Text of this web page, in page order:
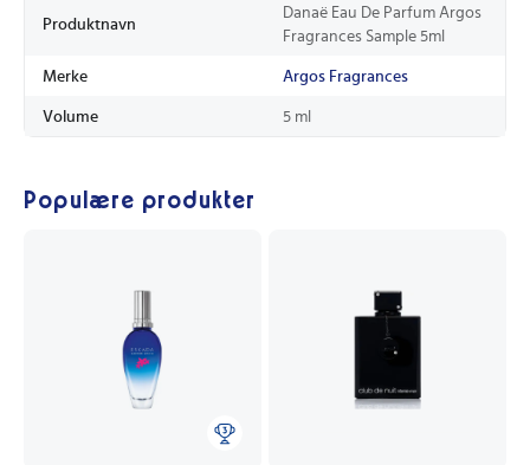
Produktnavn
Danaë Eau De Parfum Argos
Fragrances Sample 5ml
Merke Argos Fragrances
Volume 5 ml
Populære produkter